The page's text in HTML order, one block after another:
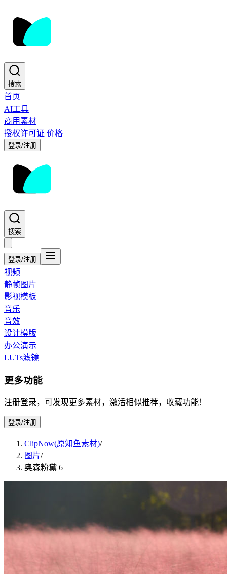
搜索
首页
AI工具
商用素材
授权许可证 价格
登录/注册
搜索
登录/注册
视频
静帧图片
影视模板
音乐
音效
设计模版
办公演示
LUTs滤镜
更多功能
注册登录，可发现更多素材，激活相似推荐，收藏功能！
登录/注册
ClipNow(原知鱼素材)/
图片/
奥森粉黛 6